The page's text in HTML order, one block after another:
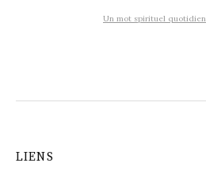
Un mot spirituel quotidien
LIENS